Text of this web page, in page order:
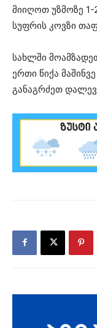
მიიღოთ უზმოზე 1-
სუფრის კოვზი
სახლში
ერთი წიქა
განაგრძეთ